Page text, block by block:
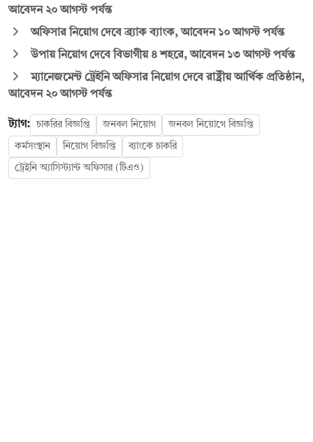
আবেদন ২০ আগস্ট পর্যন্ত
অফিসার নিয়োগ দেবে ব্র্যাক ব্যাংক, আবেদন ১০ আগস্ট পর্যন্ত
উপায় নিয়োগ দেবে বিভাগীয় ৪ শহরে, আবেদন ১৩ আগস্ট পর্যন্ত
ম্যানেজমেন্ট ট্রেইনি অফিসার নিয়োগ দেবে রাষ্ট্রীয় আর্থিক প্রতিষ্ঠান,
আবেদন ২০ আগস্ট পর্যন্ত
ট্যাগ: চাকরির বিজ্ঞপ্তি জনবল নিয়োগ জনবল নিয়োগে বিজ্ঞপ্তি
কর্মসংস্থান নিয়োগ বিজ্ঞপ্তি ব্যাংকে চাকরি
ট্রেইনি অ্যাসিস্ট্যান্ট অফিসার (টিএও)